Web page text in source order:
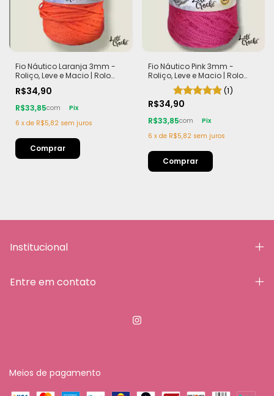
Fio Náutico Laranja 3mm -
Roliço, Leve e Macio | Rolo
R$34,90
R$33,85com
Pix
6 x de R$5,82 sem juros
Fio Náutico Pink 3mm -
Roliço, Leve e Macio | Rolo
com 200m (440g)
(1)
R$34,90
R$33,85com
Pix
6 x de R$5,82 sem juros
Institucional
Entre em contato
Meios de pagamento